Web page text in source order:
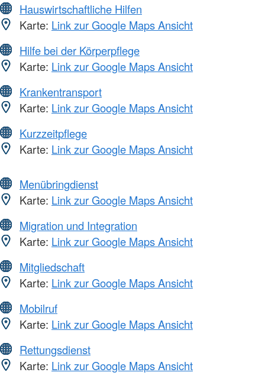
Hauswirtschaftliche Hilfen
Karte: Link zur Google Maps Ansicht
Hilfe bei der Körperpflege
Karte: Link zur Google Maps Ansicht
Krankentransport
Karte: Link zur Google Maps Ansicht
Kurzzeitpflege
Karte: Link zur Google Maps Ansicht
Menübringdienst
Karte: Link zur Google Maps Ansicht
Migration und Integration
Karte: Link zur Google Maps Ansicht
Mitgliedschaft
Karte: Link zur Google Maps Ansicht
Mobilruf
Karte: Link zur Google Maps Ansicht
Rettungsdienst
Karte: Link zur Google Maps Ansicht